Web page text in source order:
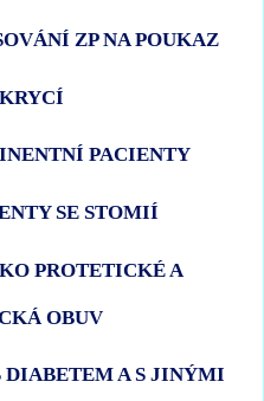
ZP NA POUKAZ
PACIENTY
SE STOMIÍ
PROTETICKÉ A
OBUV
DIABETEM A S JINÝMI